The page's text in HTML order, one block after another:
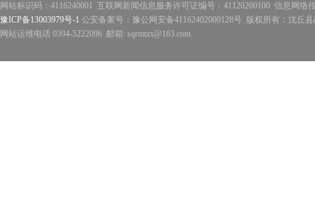
网站标识码：4116240001 互联网新闻信息服务许可证编号：41120200100 信息网络
豫ICP备13003979号-1 公安备案号：豫公网安备41162402000128号 版权所有：沈丘
网站运维电话 0394-5222096 邮箱: sqrmtzx@163.com